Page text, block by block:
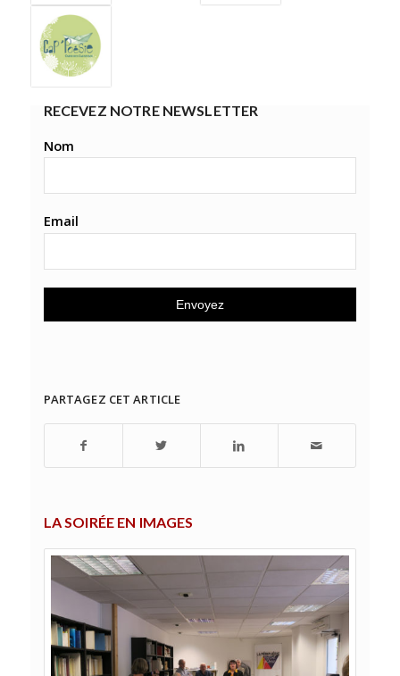
RECEVEZ NOTRE NEWSLETTER
Nom
Email
PARTAGEZ CET ARTICLE
LA SOIRÉE EN IMAGES